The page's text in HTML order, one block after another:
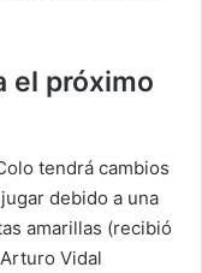
el próximo
tendrá cambios
debido a una
amarillas (recibió
Vidal